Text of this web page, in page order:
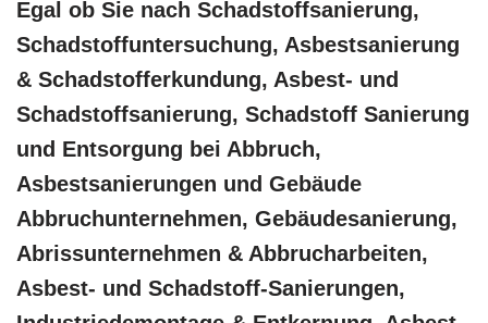
Egal ob Sie nach Schadstoffsanierung,
Schadstoffuntersuchung, Asbestsanierung
& Schadstofferkundung, Asbest- und
Schadstoffsanierung, Schadstoff Sanierung
und Entsorgung bei Abbruch,
Asbestsanierungen und Gebäude
Abbruchunternehmen, Gebäudesanierung,
Abrissunternehmen & Abbrucharbeiten,
Asbest- und Schadstoff-Sanierungen,